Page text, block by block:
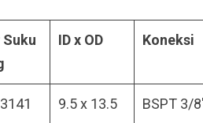
ID x OD Koneksi
9.5 x 13.5 BSPT 3/